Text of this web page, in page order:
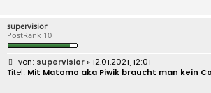
supervisior
PostRank 10
B
e
i
supervisior» 12.01.2021, 12:01
Mit Matomo aka Piwik braucht man kein